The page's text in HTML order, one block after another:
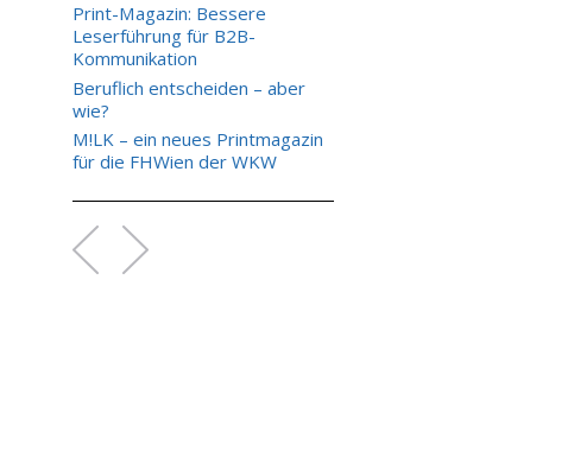
Print-Magazin: Bessere
Leserführung für B2B-
Kommunikation
Beruflich entscheiden – aber
wie?
M!LK – ein neues Printmagazin
für die FHWien der WKW